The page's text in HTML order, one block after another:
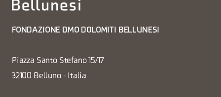
FONDAZIONE DMO DOLOMITI BELLUNESI
Piazza Santo Stefano 15/17
32100 Belluno - Italia